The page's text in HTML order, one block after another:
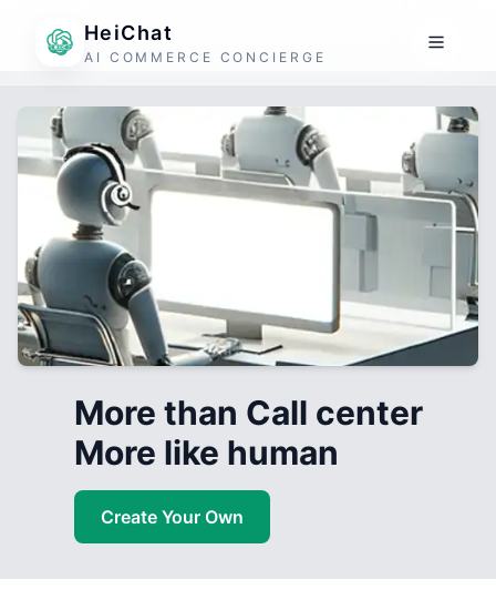
HeiChat
AI COMMERCE CONCIERGE
More than Call center
More like human
Create Your Own